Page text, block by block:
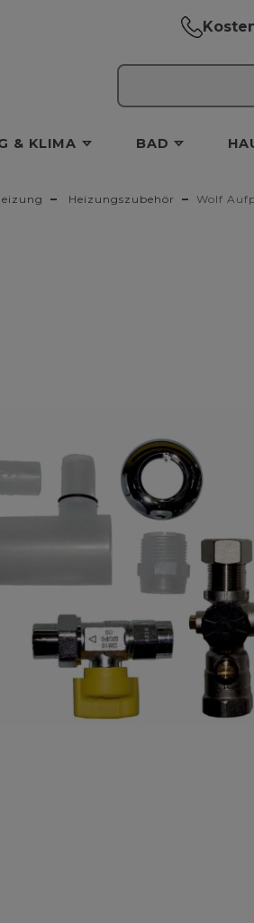
& KLIMA BAD
Heizungszubehör Wolf